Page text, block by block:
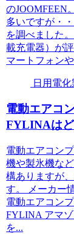
のJOOMFEEN
多いですが・
を調べました
載充電器）が
マートフォン
日用電化
電動エアコ
FYLINAは
電動エアコン
機や製氷機な
構ありますが
す。 メーカー
電動エアコン
FYLINA アマ
を...